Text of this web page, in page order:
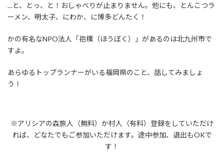
…と、とっ、と！おしゃべりが止まりません。他にも、とんこつラ
ーメン、明太子、にわか、に博多どんたく！
かの有名なNPO法人「抱樸（ほうぼく）」があるのは北九州市で
すよ。
あらゆるトップランナーがいる福岡県のこと、話してみましょ
う！
※アリシアの森旅人（無料）か村人（有料）登録をしていただけ
れば、どなたでもご参加いただけます。途中参加、退出もOKで
す！